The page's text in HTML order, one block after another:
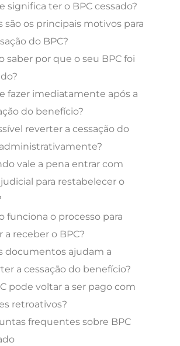
significa ter o BPC cessado?
são os principais motivos para
do BPC?
saber por que o seu BPC foi
fazer imediatamente após a
do benefício?
reverter a cessação do
vale a pena entrar com
para restabelecer o
funciona o processo para
a receber o BPC?
documentos ajudam a
a cessação do benefício?
pode voltar a ser pago com
retroativos?
frequentes sobre BPC